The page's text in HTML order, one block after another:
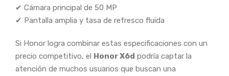
✔ Cámara principal de 50 MP
✔ Pantalla amplia y tasa de refresco fluida
Si Honor logra combinar estas especificaciones con un
precio competitivo, el Honor X6d podría captar la
atención de muchos usuarios que buscan una